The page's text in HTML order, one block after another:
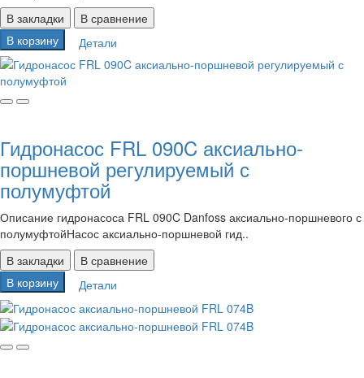
В закладки
В сравнение
В корзину
Детали
Гидронасос FRL 090C аксиально-
поршневой регулируемый с
полумуфтой
Описание гидронасоса FRL 090C Danfoss аксиально-поршневого с
полумуфтойНасос аксиально-поршневой гид..
В закладки
В сравнение
В корзину
Детали